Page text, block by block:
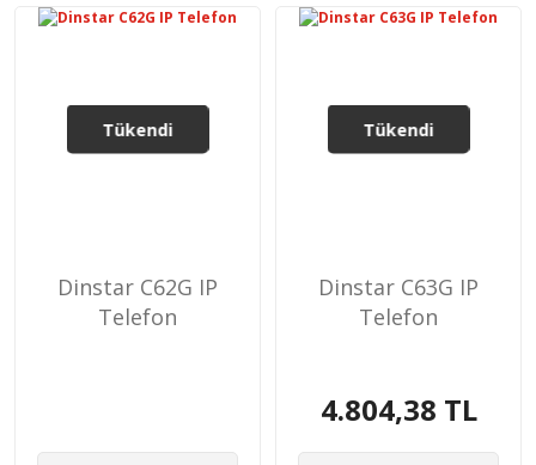
Tükendi
Dinstar C62G IP
Telefon
Tükendi
Dinstar C63G IP
Telefon
4.804,38 TL